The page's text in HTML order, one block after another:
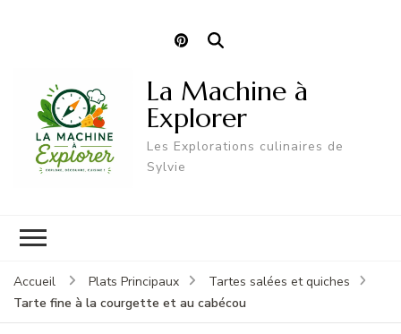
La Machine à
Explorer
Les Explorations culinaires de
Sylvie
Accueil Plats Principaux
Tartes salées et quiches
Tarte fine à la courgette et au cabécou